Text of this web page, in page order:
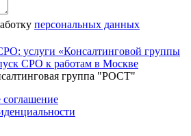
персональных данных
группа "РОСТ"
соглашение